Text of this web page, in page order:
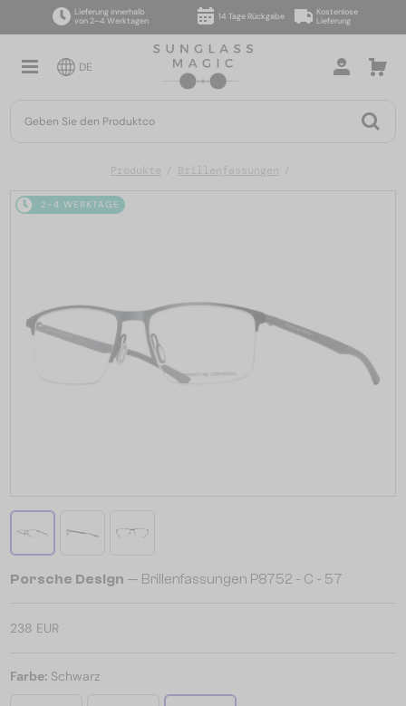
Lieferung innerhalb
von 2–4 Werktagen
14 Tage Rückgabe
Kostenlose
Lieferung
DE
Produkte Brillenfassungen
2-4 WERKTAGE
Porsche Design — Brillenfassungen P8752 - C - 57
238 EUR
Farbe: Schwarz